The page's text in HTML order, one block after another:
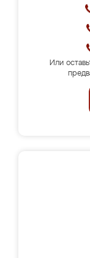
Или